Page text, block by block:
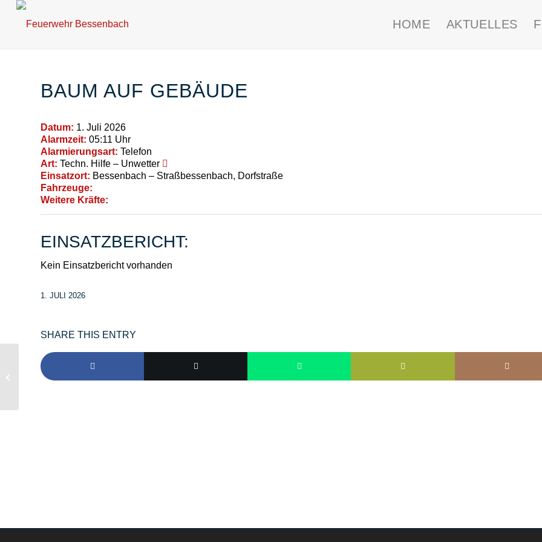
HOME AKTUELLES
BAUM AUF GEBÄUDE
Datum: 1. Juli 2026
Alarmzeit: 05:11 Uhr
Alarmierungsart: Telefon
Art: Techn. Hilfe – Unwetter
Einsatzort: Bessenbach – Straßbessenbach, Dorfstraße
Fahrzeuge:
Weitere Kräfte:
EINSATZBERICHT:
Kein Einsatzbericht vorhanden
1. JULI 2026
SHARE THIS ENTRY
Wasser im Keller